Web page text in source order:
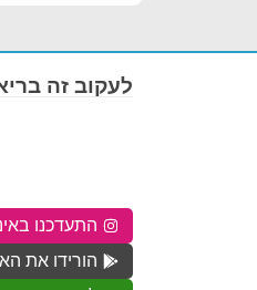
לעקוב זה
התעדכנו
הורידו את